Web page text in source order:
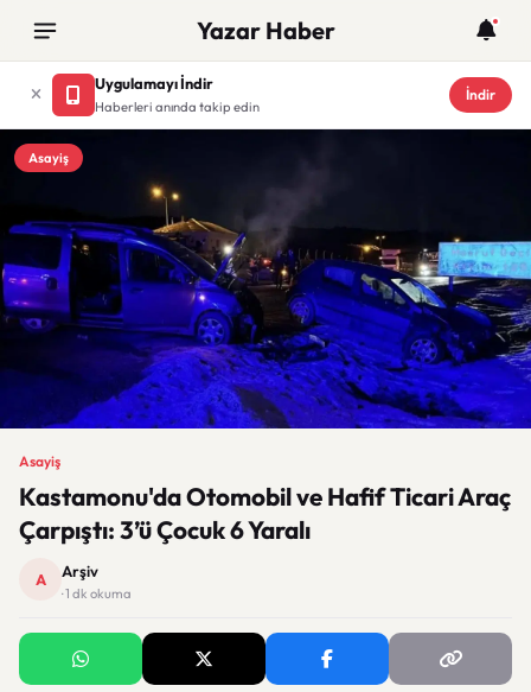
Yazar Haber
Uygulamayı İndir
Haberleri anında takip edin
İndir
Asayiş
Asayiş
Kastamonu'da Otomobil ve Hafif Ticari Araç
Çarpıştı: 3’ü Çocuk 6 Yaralı
A Arşiv
· 1 dk okuma